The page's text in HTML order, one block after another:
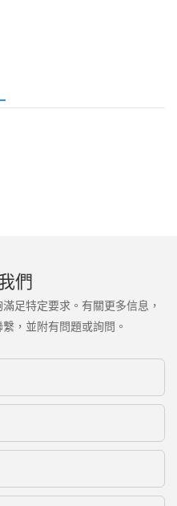
們
足特定要求。有關更多信息，
，並附有問題或詢問。